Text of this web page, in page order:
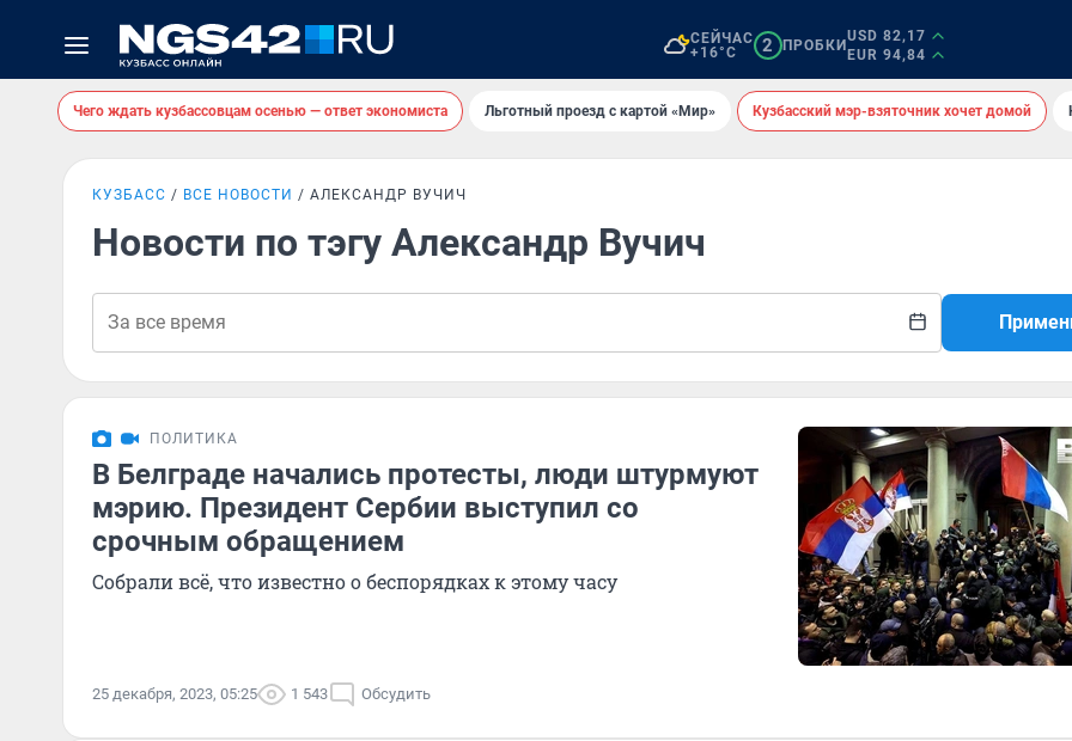
СЕЙЧАС
+16°C
2 ПРОБКИ
USD 82,17
EUR 94,84
Чего ждать кузбассовцам осенью — ответ экономиста Льготный проезд с картой «Мир» Кузбасский мэр-взяточник хочет домой
КУЗБАСС ВСЕ НОВОСТИ АЛЕКСАНДР ВУЧИЧ
Новости по тэгу Александр Вучич
ПОЛИТИКА
В Белграде начались протесты, люди штурмуют
мэрию. Президент Сербии выступил со
срочным обращением
Собрали всё, что известно о беспорядках к этому часу
25 декабря, 2023, 05:25 1 543 Обсудить